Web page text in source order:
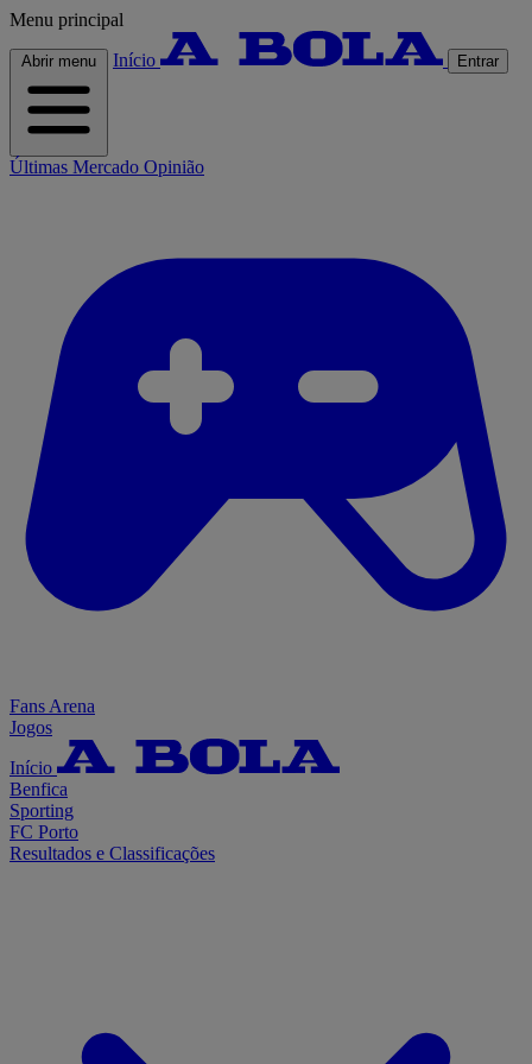
Menu principal
Abrir menu Início Entrar
Últimas Mercado Opinião
Fans Arena
Jogos
Início
Benfica
Sporting
FC Porto
Resultados e Classificações